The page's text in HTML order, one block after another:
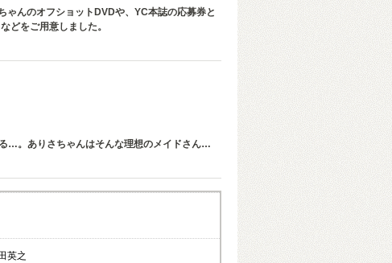
んのオフショットDVDや、YC本誌の応募券と
どをご用意しました。
…。ありさちゃんはそんな理想のメイドさん…
英之